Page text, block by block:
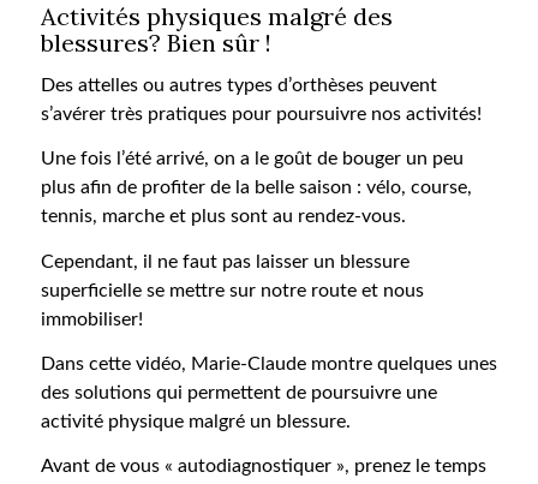
Activités physiques malgré des
blessures? Bien sûr !
Des attelles ou autres types d’orthèses peuvent
s’avérer très pratiques pour poursuivre nos activités!
Une fois l’été arrivé, on a le goût de bouger un peu
plus afin de profiter de la belle saison : vélo, course,
tennis, marche et plus sont au rendez-vous.
Cependant, il ne faut pas laisser un blessure
superficielle se mettre sur notre route et nous
immobiliser!
Dans cette vidéo, Marie-Claude montre quelques unes
des solutions qui permettent de poursuivre une
activité physique malgré un blessure.
Avant de vous « autodiagnostiquer », prenez le temps